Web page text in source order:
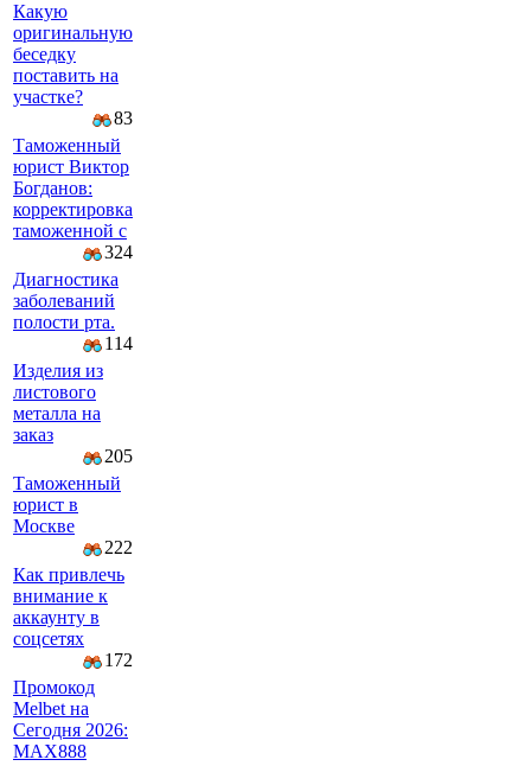
Какую
оригинальную
беседку
поставить на
участке?
83
Таможенный
юрист Виктор
Богданов:
корректировка
таможенной с
324
Диагностика
заболеваний
полости рта.
114
Изделия из
листового
металла на
заказ
205
Таможенный
юрист в
Москве
222
Как привлечь
внимание к
аккаунту в
соцсетях
172
Промокод
Melbet на
Сегодня 2026:
MAX888